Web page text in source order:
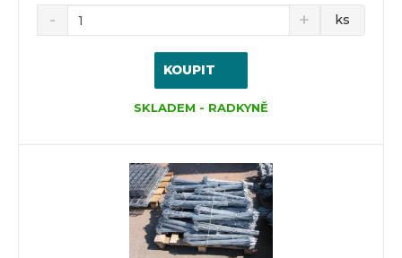
ks
KOUPIT
SKLADEM - RADKYNĚ